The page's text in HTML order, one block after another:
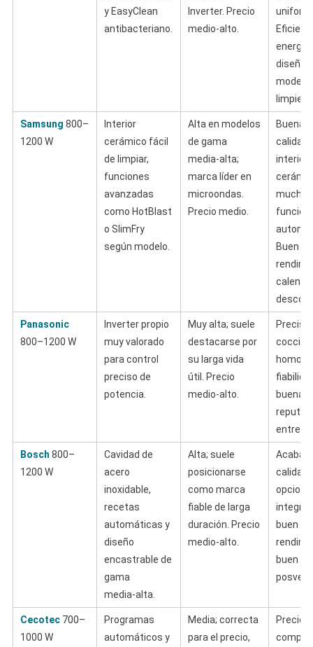
y EasyClean
antibacteriano.
Inverter. Precio
medio-alto.
diseño
Samsung 800–
1200 W
Interior
cerámico fácil
de limpiar,
funciones
avanzadas
como HotBlast
o SlimFry
según modelo.
Alta en modelos
de gama
media‑alta;
marca líder en
microondas.
Precio medio.
Buena
interior
muchas
Buen
Panasonic
800–1200 W
Inverter propio
muy valorado
para control
preciso de
potencia.
Muy alta; suele
destacarse por
su larga vida
útil. Precio
medio-alto.
cocción
buena
entre
Bosch 800–
1200 W
Cavidad de
acero
inoxidable,
recetas
automáticas y
diseño
encastrable de
gama
media‑alta.
Alta; suele
posicionarse
como marca
fiable de larga
duración. Precio
medio-alto.
calidad,
buen
buen
Cecotec 700–
1000 W
Programas
automáticos y
Media; correcta
para el precio,
Precio